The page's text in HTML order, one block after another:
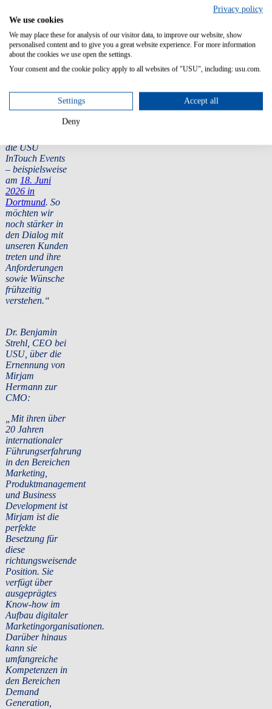
dabei
unterstützen
können. Für
mich steht der
direkte
unseren Kunden
im Mittelpunkt.
veranstalten wir
die USU
InTouch Events
– beispielsweise
am 18. Juni
2026 in
Dortmund. So
möchten wir
noch stärker in
den Dialog mit
unseren Kunden
treten und ihre
Anforderungen
sowie Wünsche
frühzeitig
verstehen.“
Dr. Benjamin
Strehl, CEO bei
USU, über die
Ernennung von
Mirjam
Hermann zur
CMO:
„Mit ihren über
20 Jahren
internationaler
Führungserfahrung
in den Bereichen
Marketing,
Produktmanagement
und Business
Development ist
Mirjam ist die
perfekte
Besetzung für
diese
richtungsweisende
Position. Sie
verfügt über
ausgeprägtes
Know-how im
Aufbau digitaler
Marketingorganisationen.
Darüber hinaus
kann sie
umfangreiche
Kompetenzen in
den Bereichen
Demand
Generation,
Privacy policy
We use cookies
We may place these for analysis of our visitor data, to improve our website, show
personalised content and to give you a great website experience. For more information
about the cookies we use open the settings.
Your consent and the cookie policy apply to all websites of "USU", including: usu.com.
Settings Accept all
Deny